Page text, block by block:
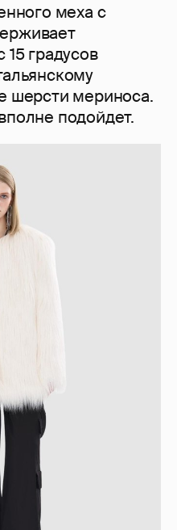
меха с
градусов
шерсти мериноса.
подойдет.